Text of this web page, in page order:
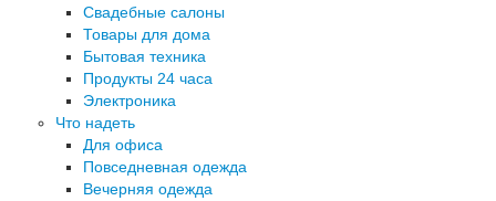
Свадебные салоны
Товары для дома
Бытовая техника
Продукты 24 часа
Электроника
Что надеть
Для офиса
Повседневная одежда
Вечерняя одежда